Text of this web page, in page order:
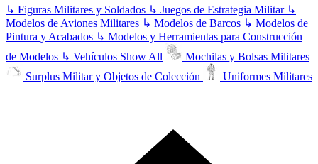
↳ Figuras Militares y Soldados ↳ Juegos de Estrategia Militar ↳
Modelos de Aviones Militares ↳ Modelos de Barcos ↳ Modelos de
Pintura y Acabados ↳ Modelos y Herramientas para Construcción
de Modelos ↳ Vehículos Show All
Mochilas y Bolsas Militares
Surplus Militar y Objetos de Colección
Uniformes Militares